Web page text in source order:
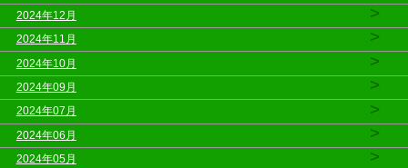
2024年12月 >
2024年11月 >
2024年10月 >
2024年09月 >
2024年07月 >
2024年06月 >
2024年05月 >